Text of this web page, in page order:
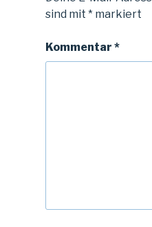
sind mit * markiert
Kommentar *